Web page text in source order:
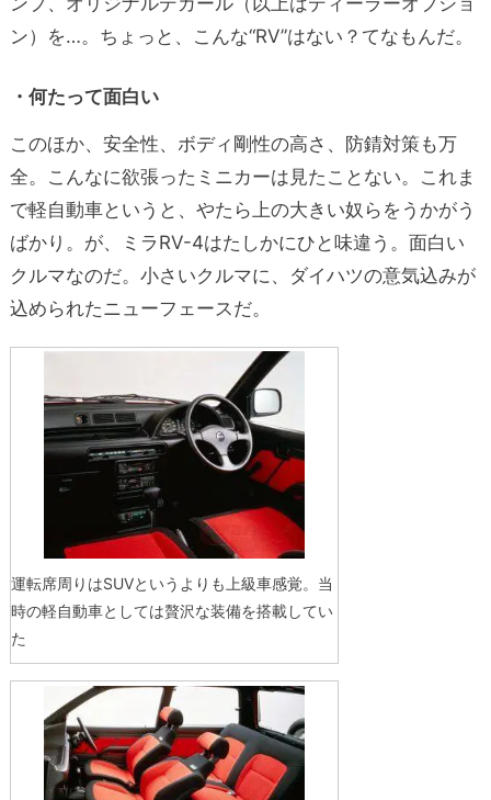
ン）を…。ちょっと、こんな“RV”はない？てなもんだ。
・何たって面白い
このほか、安全性、ボディ剛性の高さ、防錆対策も万
全。こんなに欲張ったミニカーは見たことない。これま
で軽自動車というと、やたら上の大きい奴らをうかがう
ばかり。が、ミラRV-4はたしかにひと味違う。面白い
クルマなのだ。小さいクルマに、ダイハツの意気込みが
込められたニューフェースだ。
運転席周りはSUVというよりも上級車感覚。当
時の軽自動車としては贅沢な装備を搭載してい
た